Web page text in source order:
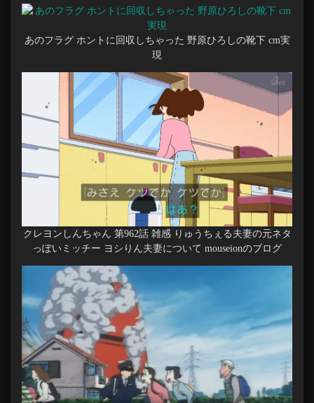
あのフラグ ホントに回収しちゃった 野原ひろしの靴下 cm実
現
クレヨンしんちゃん 第962話 雑感 りゅうちぇる夫妻の元ネタ
っぽいミッチー ヨシりん夫妻について mouseionのブログ